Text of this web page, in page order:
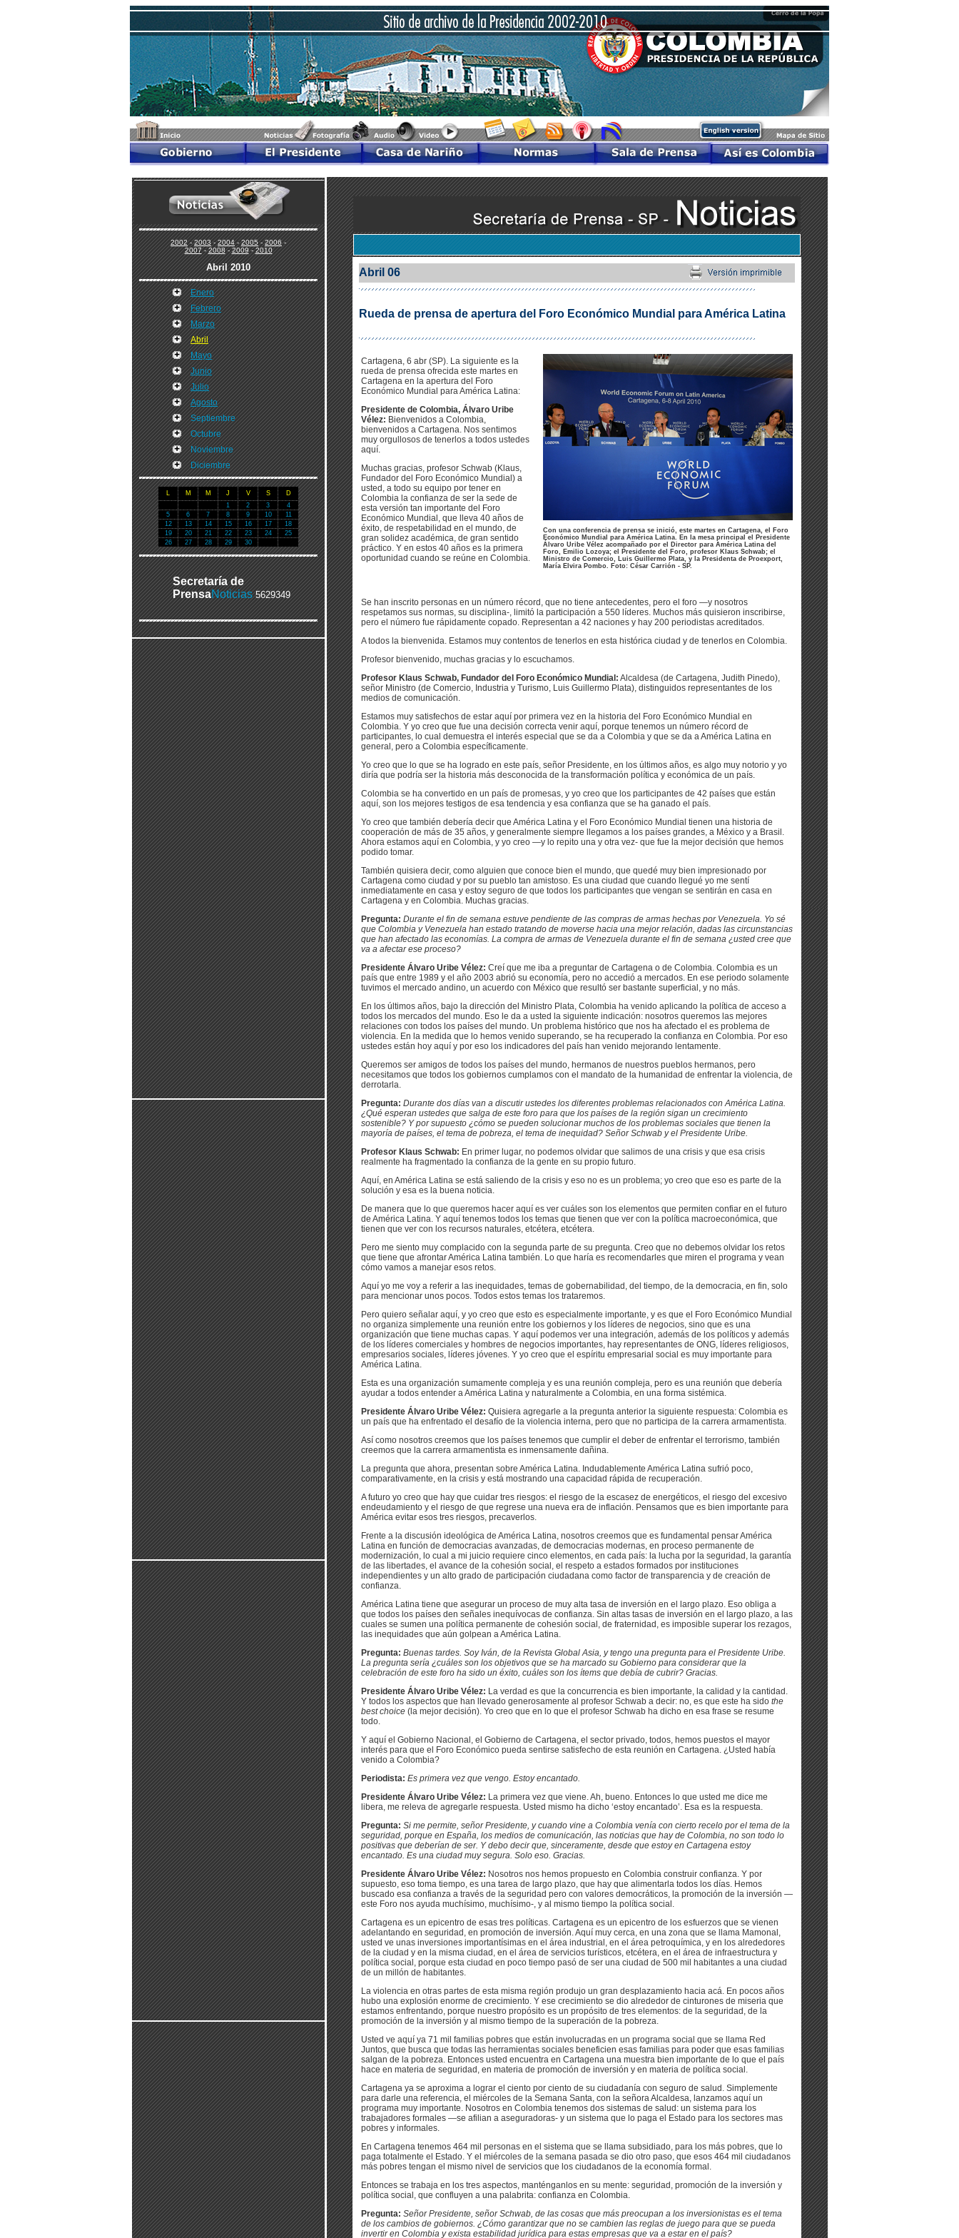
2002-2003-2004-2005-2006-
2007-2008-2009-2010
Abril 2010
Enero
Febrero
Marzo
Abril
Mayo
Junio
Julio
Agosto
Septiembre
Octubre
Noviembre
Diciembre
L M M J V S
D
1
2 3
4
5
6 7 8 9 10
11
12
13 14 15 16 17
18
19
20 21 22 23 24
25
26
27 28 29 30
Secretaría de
PrensaNoticias 5629349
Abril 06
Rueda de prensa de apertura del Foro Económico Mundial para América Latina
Cartagena, 6 abr (SP). La siguiente es la
rueda de prensa ofrecida este martes en
Cartagena en la apertura del Foro
Económico Mundial para América Latina:
Presidente de Colombia, Álvaro Uribe
Vélez: Bienvenidos a Colombia,
bienvenidos a Cartagena. Nos sentimos
muy orgullosos de tenerlos a todos ustedes
aquí.
Muchas gracias, profesor Schwab (Klaus,
Fundador del Foro Económico Mundial) a
usted, a todo su equipo por tener en
Colombia la confianza de ser la sede de
esta versión tan importante del Foro
Económico Mundial, que lleva 40 años de
éxito, de respetabilidad en el mundo, de
gran solidez académica, de gran sentido
práctico. Y en estos 40 años es la primera
oportunidad cuando se reúne en Colombia.
Con una conferencia de prensa se inició, este martes en Cartagena, el Foro
Económico Mundial para América Latina. En la mesa principal el Presidente
Álvaro Uribe Vélez acompañado por el Director para América Latina del
Foro, Emilio Lozoya; el Presidente del Foro, profesor Klaus Schwab; el
Ministro de Comercio, Luis Guillermo Plata, y la Presidenta de Proexport,
María Elvira Pombo. Foto: César Carrión - SP.
Se han inscrito personas en un número récord, que no tiene antecedentes, pero el foro —y nosotros
respetamos sus normas, su disciplina-, limitó la participación a 550 líderes. Muchos más quisieron inscribirse,
pero el número fue rápidamente copado. Representan a 42 naciones y hay 200 periodistas acreditados.
A todos la bienvenida. Estamos muy contentos de tenerlos en esta histórica ciudad y de tenerlos en Colombia.
Profesor bienvenido, muchas gracias y lo escuchamos.
Profesor Klaus Schwab, Fundador del Foro Económico Mundial: Alcaldesa (de Cartagena, Judith Pinedo),
señor Ministro (de Comercio, Industria y Turismo, Luis Guillermo Plata), distinguidos representantes de los
medios de comunicación.
Estamos muy satisfechos de estar aquí por primera vez en la historia del Foro Económico Mundial en
Colombia. Y yo creo que fue una decisión correcta venir aquí, porque tenemos un número récord de
participantes, lo cual demuestra el interés especial que se da a Colombia y que se da a América Latina en
general, pero a Colombia específicamente.
Yo creo que lo que se ha logrado en este país, señor Presidente, en los últimos años, es algo muy notorio y yo
diría que podría ser la historia más desconocida de la transformación política y económica de un país.
Colombia se ha convertido en un país de promesas, y yo creo que los participantes de 42 países que están
aquí, son los mejores testigos de esa tendencia y esa confianza que se ha ganado el país.
Yo creo que también debería decir que América Latina y el Foro Económico Mundial tienen una historia de
cooperación de más de 35 años, y generalmente siempre llegamos a los países grandes, a México y a Brasil.
Ahora estamos aquí en Colombia, y yo creo —y lo repito una y otra vez- que fue la mejor decisión que hemos
podido tomar.
También quisiera decir, como alguien que conoce bien el mundo, que quedé muy bien impresionado por
Cartagena como ciudad y por su pueblo tan amistoso. Es una ciudad que cuando llegué yo me sentí
inmediatamente en casa y estoy seguro de que todos los participantes que vengan se sentirán en casa en
Cartagena y en Colombia. Muchas gracias.
Pregunta: Durante el fin de semana estuve pendiente de las compras de armas hechas por Venezuela. Yo sé
que Colombia y Venezuela han estado tratando de moverse hacia una mejor relación, dadas las circunstancias
que han afectado las economías. La compra de armas de Venezuela durante el fin de semana ¿usted cree que
va a afectar ese proceso?
Presidente Álvaro Uribe Vélez: Creí que me iba a preguntar de Cartagena o de Colombia. Colombia es un
país que entre 1989 y el año 2003 abrió su economía, pero no accedió a mercados. En ese periodo solamente
tuvimos el mercado andino, un acuerdo con México que resultó ser bastante superficial, y no más.
En los últimos años, bajo la dirección del Ministro Plata, Colombia ha venido aplicando la política de acceso a
todos los mercados del mundo. Eso le da a usted la siguiente indicación: nosotros queremos las mejores
relaciones con todos los países del mundo. Un problema histórico que nos ha afectado el es problema de
violencia. En la medida que lo hemos venido superando, se ha recuperado la confianza en Colombia. Por eso
ustedes están hoy aquí y por eso los indicadores del país han venido mejorando lentamente.
Queremos ser amigos de todos los países del mundo, hermanos de nuestros pueblos hermanos, pero
necesitamos que todos los gobiernos cumplamos con el mandato de la humanidad de enfrentar la violencia, de
derrotarla.
Pregunta: Durante dos días van a discutir ustedes los diferentes problemas relacionados con América Latina.
¿Qué esperan ustedes que salga de este foro para que los países de la región sigan un crecimiento
sostenible? Y por supuesto ¿cómo se pueden solucionar muchos de los problemas sociales que tienen la
mayoría de países, el tema de pobreza, el tema de inequidad? Señor Schwab y el Presidente Uribe.
Profesor Klaus Schwab: En primer lugar, no podemos olvidar que salimos de una crisis y que esa crisis
realmente ha fragmentado la confianza de la gente en su propio futuro.
Aquí, en América Latina se está saliendo de la crisis y eso no es un problema; yo creo que eso es parte de la
solución y esa es la buena noticia.
De manera que lo que queremos hacer aquí es ver cuáles son los elementos que permiten confiar en el futuro
de América Latina. Y aquí tenemos todos los temas que tienen que ver con la política macroeconómica, que
tienen que ver con los recursos naturales, etcétera, etcétera.
Pero me siento muy complacido con la segunda parte de su pregunta. Creo que no debemos olvidar los retos
que tiene que afrontar América Latina también. Lo que haría es recomendarles que miren el programa y vean
cómo vamos a manejar esos retos.
Aquí yo me voy a referir a las inequidades, temas de gobernabilidad, del tiempo, de la democracia, en fin, solo
para mencionar unos pocos. Todos estos temas los trataremos.
Pero quiero señalar aquí, y yo creo que esto es especialmente importante, y es que el Foro Económico Mundial
no organiza simplemente una reunión entre los gobiernos y los líderes de negocios, sino que es una
organización que tiene muchas capas. Y aquí podemos ver una integración, además de los políticos y además
de los líderes comerciales y hombres de negocios importantes, hay representantes de ONG, líderes religiosos,
empresarios sociales, líderes jóvenes. Y yo creo que el espíritu empresarial social es muy importante para
América Latina.
Esta es una organización sumamente compleja y es una reunión compleja, pero es una reunión que debería
ayudar a todos entender a América Latina y naturalmente a Colombia, en una forma sistémica.
Presidente Álvaro Uribe Vélez: Quisiera agregarle a la pregunta anterior la siguiente respuesta: Colombia es
un país que ha enfrentado el desafío de la violencia interna, pero que no participa de la carrera armamentista.
Así como nosotros creemos que los países tenemos que cumplir el deber de enfrentar el terrorismo, también
creemos que la carrera armamentista es inmensamente dañina.
La pregunta que ahora, presentan sobre América Latina. Indudablemente América Latina sufrió poco,
comparativamente, en la crisis y está mostrando una capacidad rápida de recuperación.
A futuro yo creo que hay que cuidar tres riesgos: el riesgo de la escasez de energéticos, el riesgo del excesivo
endeudamiento y el riesgo de que regrese una nueva era de inflación. Pensamos que es bien importante para
América evitar esos tres riesgos, precaverlos.
Frente a la discusión ideológica de América Latina, nosotros creemos que es fundamental pensar América
Latina en función de democracias avanzadas, de democracias modernas, en proceso permanente de
modernización, lo cual a mi juicio requiere cinco elementos, en cada país: la lucha por la seguridad, la garantía
de las libertades, el avance de la cohesión social, el respeto a estados formados por instituciones
independientes y un alto grado de participación ciudadana como factor de transparencia y de creación de
confianza.
América Latina tiene que asegurar un proceso de muy alta tasa de inversión en el largo plazo. Eso obliga a
que todos los países den señales inequívocas de confianza. Sin altas tasas de inversión en el largo plazo, a las
cuales se sumen una política permanente de cohesión social, de fraternidad, es imposible superar los rezagos,
las inequidades que aún golpean a América Latina.
Pregunta: Buenas tardes. Soy Iván, de la Revista Global Asia, y tengo una pregunta para el Presidente Uribe.
La pregunta sería ¿cuáles son los objetivos que se ha marcado su Gobierno para considerar que la
celebración de este foro ha sido un éxito, cuáles son los ítems que debía de cubrir? Gracias.
Presidente Álvaro Uribe Vélez: La verdad es que la concurrencia es bien importante, la calidad y la cantidad.
Y todos los aspectos que han llevado generosamente al profesor Schwab a decir: no, es que este ha sido the
best choice (la mejor decisión). Yo creo que en lo que el profesor Schwab ha dicho en esa frase se resume
todo.
Y aquí el Gobierno Nacional, el Gobierno de Cartagena, el sector privado, todos, hemos puestos el mayor
interés para que el Foro Económico pueda sentirse satisfecho de esta reunión en Cartagena. ¿Usted había
venido a Colombia?
Periodista: Es primera vez que vengo. Estoy encantado.
Presidente Álvaro Uribe Vélez: La primera vez que viene. Ah, bueno. Entonces lo que usted me dice me
libera, me releva de agregarle respuesta. Usted mismo ha dicho ‘estoy encantado’. Esa es la respuesta.
Pregunta: Si me permite, señor Presidente, y cuando vine a Colombia venía con cierto recelo por el tema de la
seguridad, porque en España, los medios de comunicación, las noticias que hay de Colombia, no son todo lo
positivas que deberían de ser. Y debo decir que, sinceramente, desde que estoy en Cartagena estoy
encantado. Es una ciudad muy segura. Solo eso. Gracias.
Presidente Álvaro Uribe Vélez: Nosotros nos hemos propuesto en Colombia construir confianza. Y por
supuesto, eso toma tiempo, es una tarea de largo plazo, que hay que alimentarla todos los días. Hemos
buscado esa confianza a través de la seguridad pero con valores democráticos, la promoción de la inversión —
este Foro nos ayuda muchísimo, muchísimo-, y al mismo tiempo la política social.
Cartagena es un epicentro de esas tres políticas. Cartagena es un epicentro de los esfuerzos que se vienen
adelantando en seguridad, en promoción de inversión. Aquí muy cerca, en una zona que se llama Mamonal,
usted ve unas inversiones importantísimas en el área industrial, en el área petroquímica, y en los alrededores
de la ciudad y en la misma ciudad, en el área de servicios turísticos, etcétera, en el área de infraestructura y
política social, porque esta ciudad en poco tiempo pasó de ser una ciudad de 500 mil habitantes a una ciudad
de un millón de habitantes.
La violencia en otras partes de esta misma región produjo un gran desplazamiento hacia acá. En pocos años
hubo una explosión enorme de crecimiento. Y ese crecimiento se dio alrededor de cinturones de miseria que
estamos enfrentando, porque nuestro propósito es un propósito de tres elementos: de la seguridad, de la
promoción de la inversión y al mismo tiempo de la superación de la pobreza.
Usted ve aquí ya 71 mil familias pobres que están involucradas en un programa social que se llama Red
Juntos, que busca que todas las herramientas sociales beneficien esas familias para poder que esas familias
salgan de la pobreza. Entonces usted encuentra en Cartagena una muestra bien importante de lo que el país
hace en materia de seguridad, en materia de promoción de inversión y en materia de política social.
Cartagena ya se aproxima a lograr el ciento por ciento de su ciudadanía con seguro de salud. Simplemente
para darle una referencia, el miércoles de la Semana Santa, con la señora Alcaldesa, lanzamos aquí un
programa muy importante. Nosotros en Colombia tenemos dos sistemas de salud: un sistema para los
trabajadores formales —se afilian a aseguradoras- y un sistema que lo paga el Estado para los sectores mas
pobres y informales.
En Cartagena tenemos 464 mil personas en el sistema que se llama subsidiado, para los más pobres, que lo
paga totalmente el Estado. Y el miércoles de la semana pasada se dio otro paso, que esos 464 mil ciudadanos
más pobres tengan el mismo nivel de servicios que los ciudadanos de la economía formal.
Entonces se trabaja en los tres aspectos, manténganlos en su mente: seguridad, promoción de la inversión y
política social, que confluyen a una palabrita: confianza en Colombia.
Pregunta: Señor Presidente, señor Schwab, de las cosas que más preocupan a los inversionistas es el tema
de los cambios de gobiernos. ¿Cómo garantizar que no se cambien las reglas de juego para que se pueda
invertir en Colombia y exista estabilidad jurídica para estas empresas que va a estar en el país?